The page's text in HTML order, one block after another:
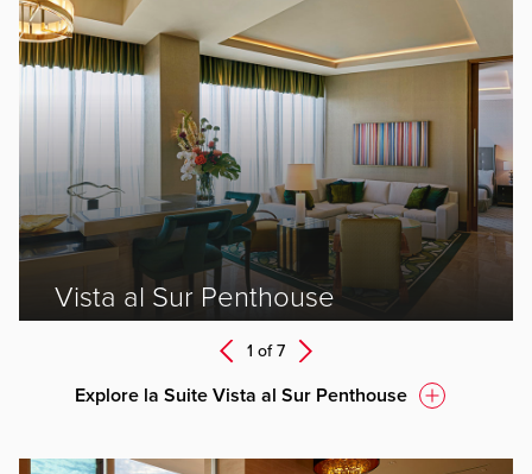
Vista al Sur Penthouse
1 of7 Next
Explore la Suite Vista al Sur Penthouse